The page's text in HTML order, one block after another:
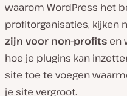
waarom WordPress het
profitorganisaties, kijken
zijn voor non-profits en
hoe je plugins kan
site toe te voegen
je site vergroot.